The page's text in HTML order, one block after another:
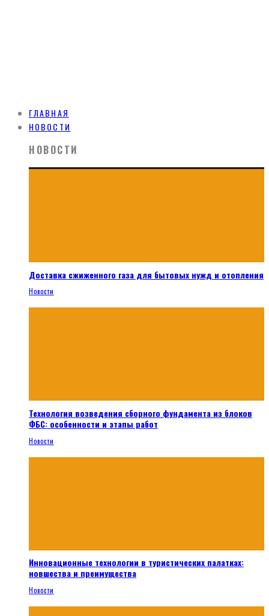
ГЛАВНАЯ
НОВОСТИ
НОВОСТИ
Доставка сжиженного газа для бытовых нужд и отопления
Новости
Технология возведения сборного фундамента из блоков
ФБС: особенности и этапы работ
Новости
Инновационные технологии в туристических палатках:
новшества и преимущества
Новости